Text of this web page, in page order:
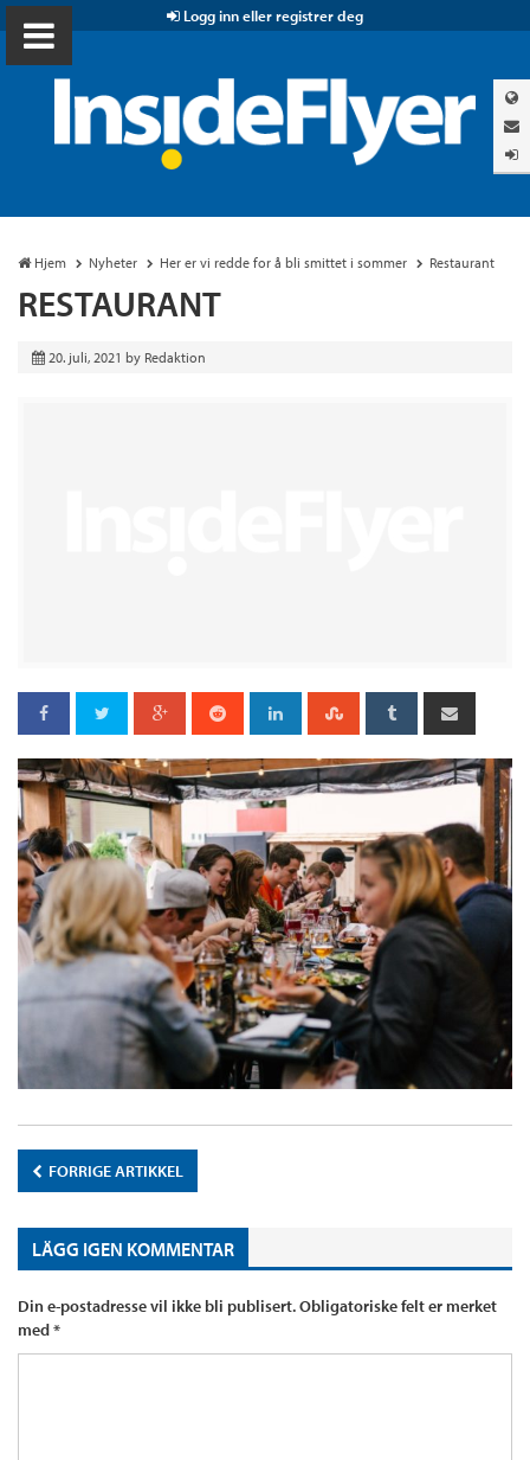
Logg inn eller registrer deg
Hjem Nyheter Her er vi redde for å bli smittet i sommer Restaurant
RESTAURANT
20. juli, 2021 by Redaktion
FORRIGE ARTIKKEL
LÄGG IGEN KOMMENTAR
Din e-postadresse vil ikke bli publisert.Obligatoriske felt er merket
med*